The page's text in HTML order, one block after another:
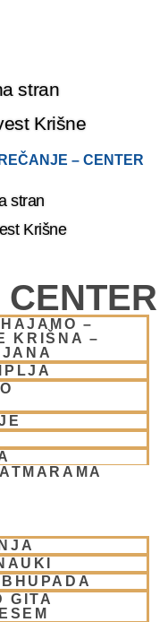
stran
Krišne
stran
Krišne
–
KRIŠNA –
GITA
– CENTER